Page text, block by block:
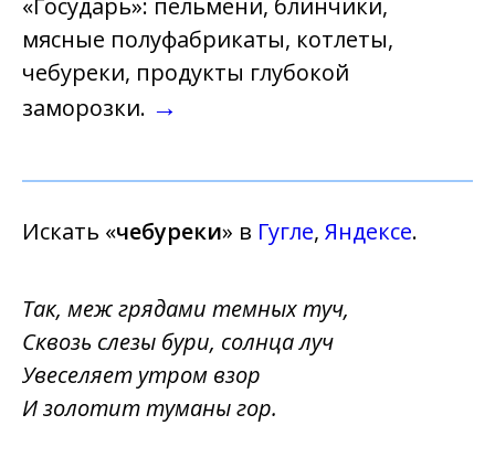
«Государь»: пельмени, блинчики,
мясные полуфабрикаты, котлеты,
чебуреки, продукты глубокой
заморозки. →
Искать «чебуреки» в Гугле, Яндексе.
Так, меж грядами темных туч,
Сквозь слезы бури, солнца луч
Увеселяет утром взор
И золотит туманы гор.